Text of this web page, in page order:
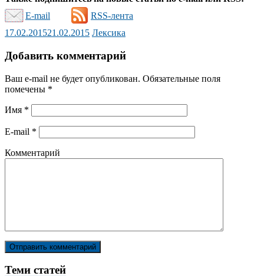
E-mail
RSS-лента
17.02.201521.02.2015 Лексика
Добавить комментарий
Ваш e-mail не будет опубликован. Обязательные поля
помечены *
Имя *
E-mail *
Комментарий
Теми статей